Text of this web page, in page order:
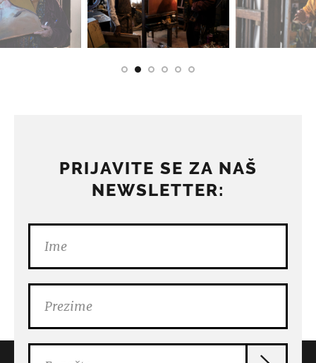
PRIJAVITE SE ZA NAŠ
NEWSLETTER: